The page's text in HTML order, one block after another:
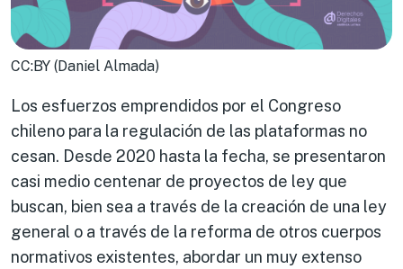
CC:BY (Daniel Almada)
Los esfuerzos emprendidos por el Congreso
chileno para la regulación de las plataformas no
cesan. Desde 2020 hasta la fecha, se presentaron
casi medio centenar de proyectos de ley que
buscan, bien sea a través de la creación de una ley
general o a través de la reforma de otros cuerpos
normativos existentes, abordar un muy extenso